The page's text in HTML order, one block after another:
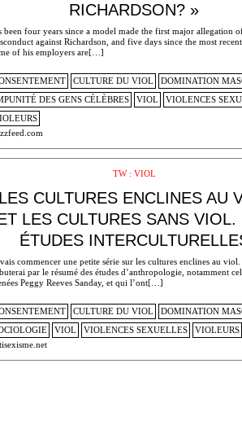
RICHARDSON? »
been four years since a model made the first major allegation
against Richardson, and five days since the most
of his employers are[…]
CULTURE DU VIOL
DOMINATION
DES GENS CÉLÈBRES
VIOL
VIOLENCES
TW : VIOL
LES CULTURES ENCLINES AU
LES CULTURES SANS VIOL.
ÉTUDES
commencer une petite série sur les cultures enclines au viol.
par le résumé des études d’anthropologie, notamment
Peggy Reeves Sanday, et qui l’ont[…]
CULTURE DU VIOL
DOMINATION
VIOL VIOLENCES SEXUELLES
VIOLEURS